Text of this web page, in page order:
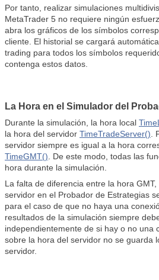
Por tanto, realizar simulaciones
MetaTrader 5 no requiere ningún
abra los gráficos de los símbolos
cliente. El historial se cargará
trading para todos los símbolos
contenga estos datos.
La Hora en el Simulador del
Durante la simulación, la hora local
la hora del servidor TimeTradeServer()
servidor siempre es igual a la hora
TimeGMT() . De este modo, todas las
hora durante la simulación.
La falta de diferencia entre la hora
servidor en el Probador de Estrategias
para el caso de que no haya una
resultados de la simulación siempre
independientemente de si hay o no una
sobre la hora del servidor no se guarda
servidor.